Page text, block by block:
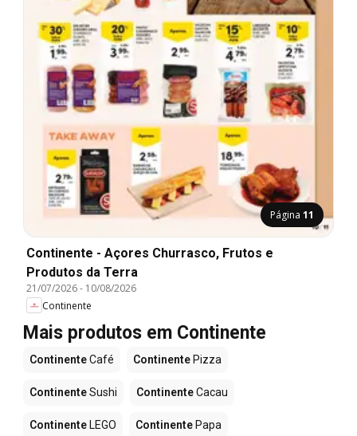
Página 11
Continente - Açores Churrasco, Frutos e
Produtos da Terra
21/07/2026- 10/08/2026
Continente
Mais produtos em Continente
ContinenteCafé Continente Pizza
ContinenteSushi ContinenteCacau
Continente LEGO Continente Papa